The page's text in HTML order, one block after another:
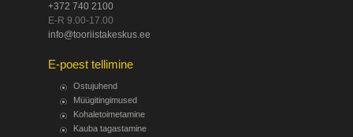
+372 740 2100
E-R 9.00-17.00
info@tooriistakeskus.ee
E-poest tellimine
Ostujuhend
Müügitingimused
Kohaletoimetamine
Kauba tagastamine